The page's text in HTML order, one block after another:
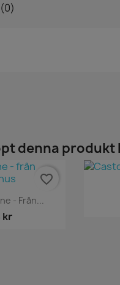
denna produkt
- Från...
kr
favorite_border